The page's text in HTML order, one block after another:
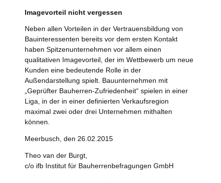
Imagevorteil nicht vergessen
Neben allen Vorteilen in der Vertrauensbildung von
Bauinteressenten bereits vor dem ersten Kontakt
haben Spitzenunternehmen vor allem einen
qualitativen Imagevorteil, der im Wettbewerb um neue
Kunden eine bedeutende Rolle in der
Außendarstellung spielt. Bauunternehmen mit
„Geprüfter Bauherren-Zufriedenheit“ spielen in einer
Liga, in der in einer definierten Verkaufsregion
maximal zwei oder drei Unternehmen mithalten
können.
Meerbusch, den 26.02.2015
Theo van der Burgt,
c/o ifb Institut für Bauherrenbefragungen GmbH